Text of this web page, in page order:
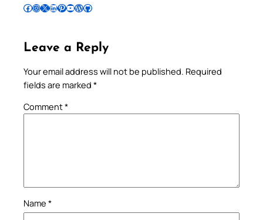
Follow Pradeep on Facebook Follow Pradeep on InstagramFollow Pradeep on X Follow Pradeep on LinkedIn Follow Pradeep on Pinterest Subscribe to Pradeep’s Youtube Channel Follow Pradeep on WordPress Follow Pradeep on GitHub
Leave a Reply
Your email address will not be published. Required
fields are marked *
Comment*
Name *